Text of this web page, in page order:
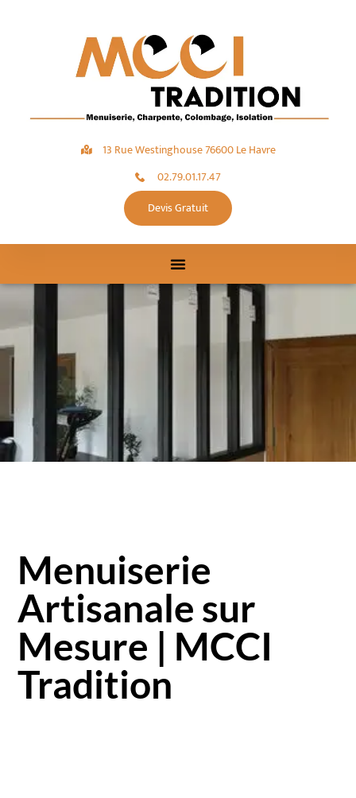
13 Rue Westinghouse 76600 Le Havre
02.79.01.17.47
Devis Gratuit
Menuiserie
Artisanale sur
Mesure | MCCI
Tradition